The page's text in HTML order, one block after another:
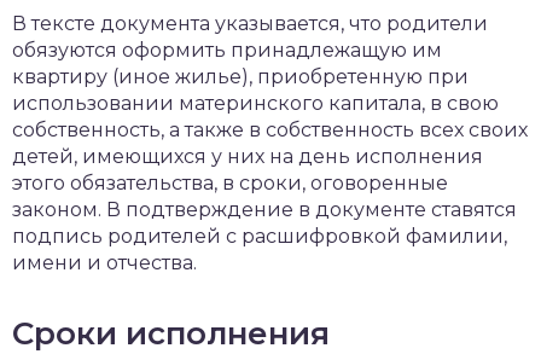
В тексте документа указывается, что родители
обязуются оформить принадлежащую им
квартиру (иное жилье), приобретенную при
использовании материнского капитала, в свою
собственность, а также в собственность всех своих
детей, имеющихся у них на день исполнения
этого обязательства, в сроки, оговоренные
законом. В подтверждение в документе ставятся
подпись родителей с расшифровкой фамилии,
имени и отчества.
Сроки исполнения